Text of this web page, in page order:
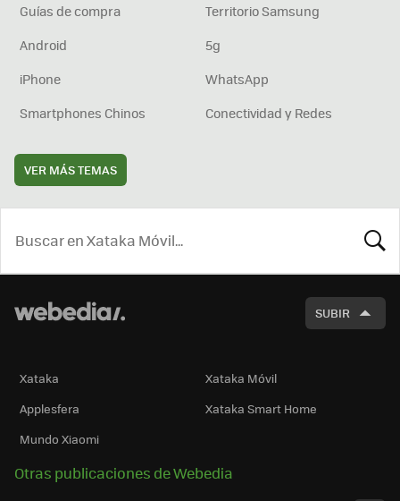
Guías de compra
Territorio Samsung
Android
5g
iPhone
WhatsApp
Smartphones Chinos
Conectividad y Redes
VER MÁS TEMAS
SUBIR
Xataka
Xataka Móvil
Applesfera
Xataka Smart Home
Mundo Xiaomi
Otras publicaciones de Webedia